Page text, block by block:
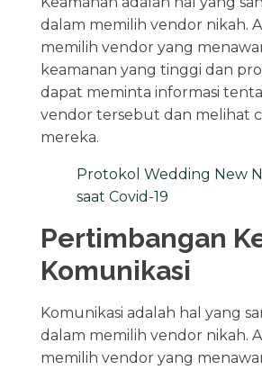
dalam memilih vendor nikah.
memilih vendor yang
keamanan yang tinggi dan
dapat meminta informasi
vendor tersebut dan melihat
mereka.
Protokol Wedding New
saat Covid-19
Pertimbangan
Komunikasi
Komunikasi adalah hal yang
dalam memilih vendor nikah.
memilih vendor yang